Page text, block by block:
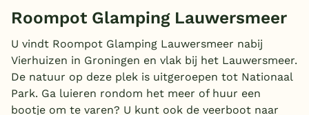
Roompot Glamping Lauwersmeer
U vindt Roompot Glamping Lauwersmeer nabij
Vierhuizen in Groningen en vlak bij het Lauwersmeer.
De natuur op deze plek is uitgeroepen tot Nationaal
Park. Ga luieren rondom het meer of huur een
bootje om te varen? U kunt ook de veerboot naar